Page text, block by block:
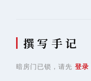
撰 写 手 记
暗房门已锁，请先 登录